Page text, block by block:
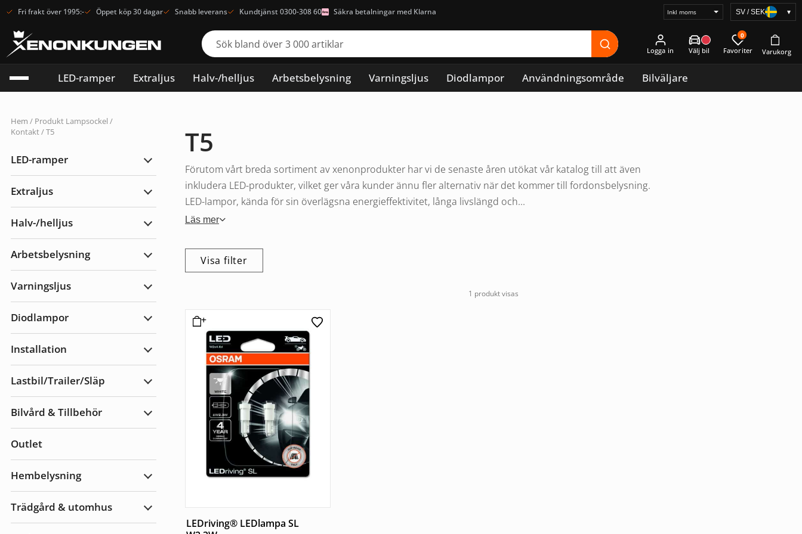
Fri frakt över 1995:- Öppet köp 30 dagar Snabb leverans Kundtjänst 0300-308 60 Säkra betalningar med Klarna
Välj
SV / SEK ▾
Logga in
0
LED-ramper Extraljus Halv-/helljus Arbetsbelysning Varningsljus Diodlampor Användningsområde Bilväljare
Hem / Produkt Lampsockel /
Kontakt / T5
LED-ramper
Expandera
Extraljus
Expandera
Halv-/helljus
Expandera
Arbetsbelysning
Expandera
Varningsljus
Expandera
Diodlampor
Expandera
Installation
Expandera
Lastbil/Trailer/Släp
Expandera
Lastbil/Trailer/Släp
Bilvård & Tillbehör
Expandera
Outlet
Hembelysning
Expandera
Trädgård & utomhus
Expandera
T5
Förutom vårt breda sortiment av xenonprodukter har vi de senaste åren utökat vår katalog till att även
inkludera LED-produkter, vilket ger våra kunder ännu fler alternativ när det kommer till fordonsbelysning.
LED-lampor, kända för sin överlägsna energieffektivitet, långa livslängd och...
Läs mer
Visa filter
1 produkt visas
LEDriving® LEDlampa SL